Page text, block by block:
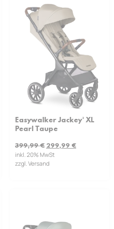
Easywalker Jackey² XL
Pearl Taupe
399,99€ 299,99 €
inkl. 20% MwSt
zzgl. Versand